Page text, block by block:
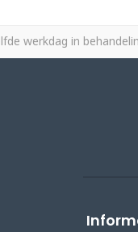
werkdag in